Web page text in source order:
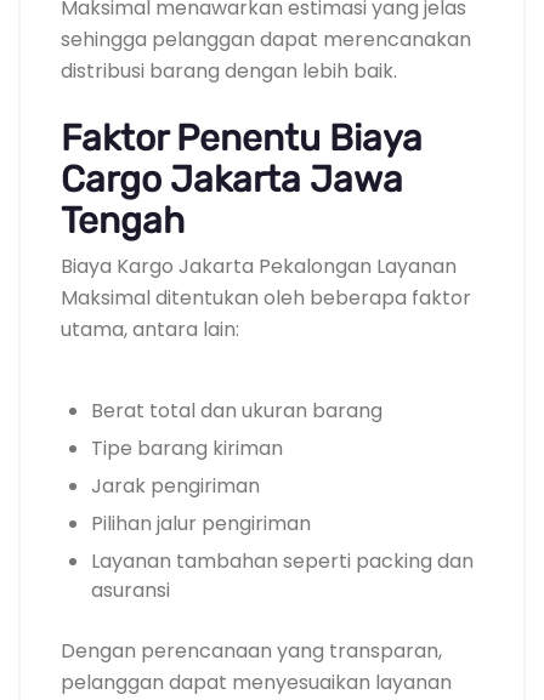
Maksimal menawarkan estimasi yang jelas
sehingga pelanggan dapat merencanakan
distribusi barang dengan lebih baik.
Faktor Penentu Biaya
Cargo Jakarta Jawa
Tengah
Biaya Kargo Jakarta Pekalongan Layanan
Maksimal ditentukan oleh beberapa faktor
utama, antara lain:
Berat total dan ukuran barang
Tipe barang kiriman
Jarak pengiriman
Pilihan jalur pengiriman
Layanan tambahan seperti packing dan
asuransi
Dengan perencanaan yang transparan,
pelanggan dapat menyesuaikan layanan